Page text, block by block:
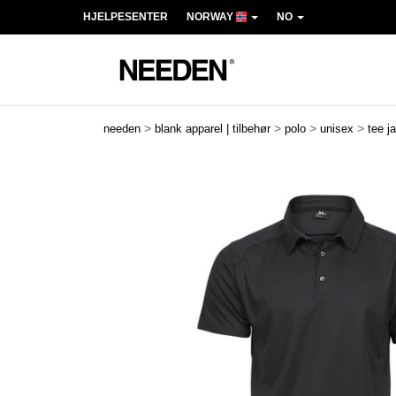
HJELPESENTER NORWAY NO
needen > blank apparel | tilbehør > polo > unisex > tee